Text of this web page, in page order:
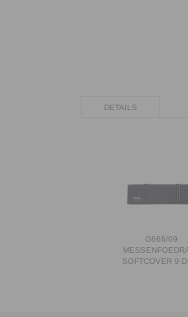
DETAILS
G666/09
SOFTCOVER 9